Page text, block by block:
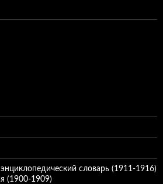
словарь (1911-1916)
(1900-1909)